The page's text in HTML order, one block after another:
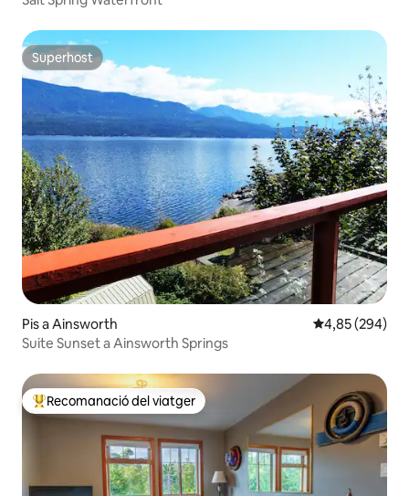
Superhost
Superhost
Pis a Ainsworth 4,85 de
4,85 (294)
Suite Sunset a Ainsworth Springs
Principals recomanacions dels viatgers
Recomanació del viatger